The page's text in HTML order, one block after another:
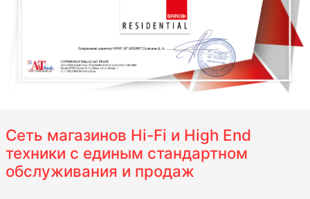
Сеть магазинов Hi-Fi и High End
техники с единым стандартном
обслуживания и продаж